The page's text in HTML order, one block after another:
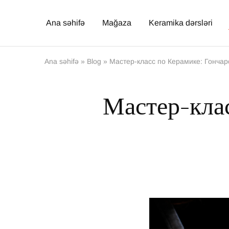
Ana səhifə Mağaza Keramika dərsləri
Ana səhifə » Blog » Мастер-класс по Керамике:
Мастер-